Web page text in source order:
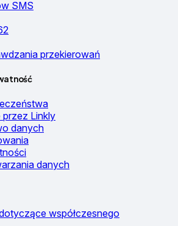
SMS
przekierowań
przez Linkly
danych
danych
współczesnego